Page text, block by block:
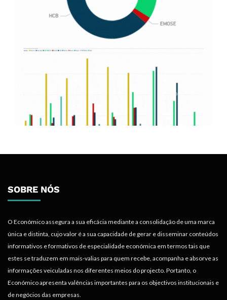
SOBRE NÓS
O Económico assegura a sua eficácia mediante a consolidação de uma marca
única e distinta, cujo valor é a sua capacidade de gerar e disseminar conteúdos
informativos e formativos de especialidade económica em termos tais que
estes se traduzem em mais-valias para quem recebe, acompanha e absorve as
informações veiculadas nos diferentes meios do projecto. Portanto, o
Económico apresenta valências importantes para os objectivos institucionais e
de negócios das empresas.